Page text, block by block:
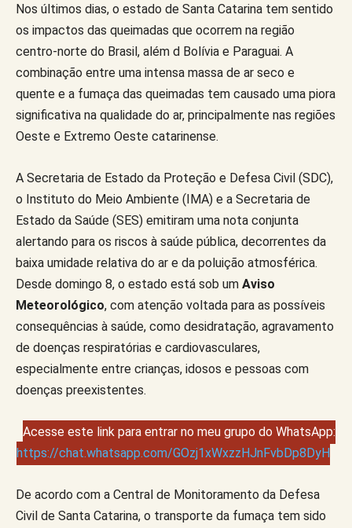
Nos últimos dias, o estado de Santa Catarina tem sentido
os impactos das queimadas que ocorrem na região
centro-norte do Brasil, além d Bolívia e Paraguai. A
combinação entre uma intensa massa de ar seco e
quente e a fumaça das queimadas tem causado uma piora
significativa na qualidade do ar, principalmente nas regiões
Oeste e Extremo Oeste catarinense.
A Secretaria de Estado da Proteção e Defesa Civil (SDC),
o Instituto do Meio Ambiente (IMA) e a Secretaria de
Estado da Saúde (SES) emitiram uma nota conjunta
alertando para os riscos à saúde pública, decorrentes da
baixa umidade relativa do ar e da poluição atmosférica.
Desde domingo 8, o estado está sob um Aviso
Meteorológico, com atenção voltada para as possíveis
consequências à saúde, como desidratação, agravamento
de doenças respiratórias e cardiovasculares,
especialmente entre crianças, idosos e pessoas com
doenças preexistentes.
Acesse este link para entrar no meu grupo do WhatsApp:
https://chat.whatsapp.com/GOzj1xWxzzHJnFvbDp8DyH
De acordo com a Central de Monitoramento da Defesa
Civil de Santa Catarina, o transporte da fumaça tem sido